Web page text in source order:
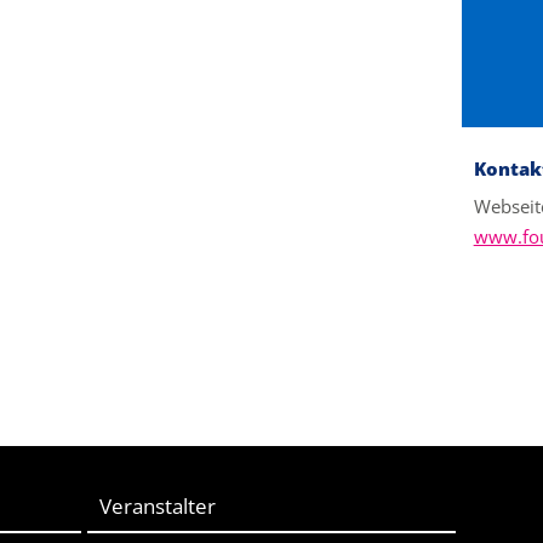
Veranstalter